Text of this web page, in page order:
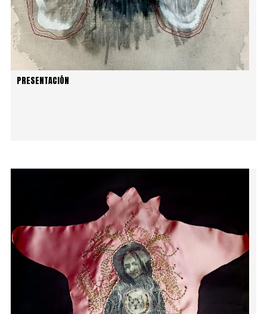
PRESENTACIÓN